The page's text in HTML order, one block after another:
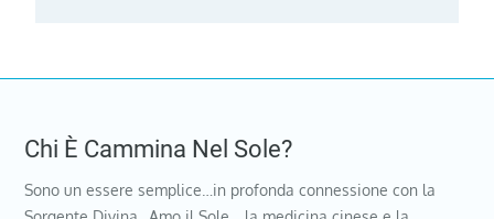
Chi È Cammina Nel Sole?
Sono un essere semplice…in profonda connessione con la